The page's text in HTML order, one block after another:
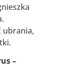
ubrania,
–